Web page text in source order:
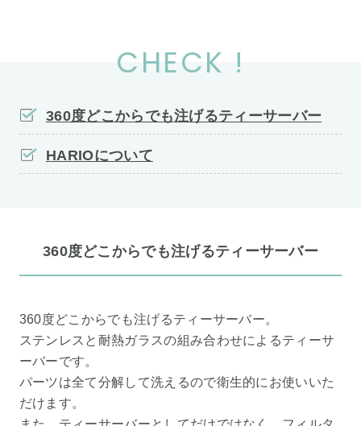
CHECK !
360度どこからでも注げるティーサーバー
HARIOについて
360度どこからでも注げるティーサーバー
360度どこからでも注げるティーサーバー。
ステンレスと耐熱ガラスの組み合わせによるティーサ
ーバーです。
パーツは全て分解して洗えるので衛生的にお使いいた
だけます。